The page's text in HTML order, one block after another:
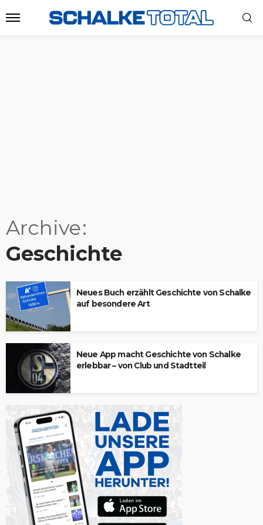
Archive
Geschichte
Neues Buch erzählt Geschichte von Schalke
auf besondere Art
Neue App macht Geschichte von Schalke
erlebbar – von Club und Stadtteil